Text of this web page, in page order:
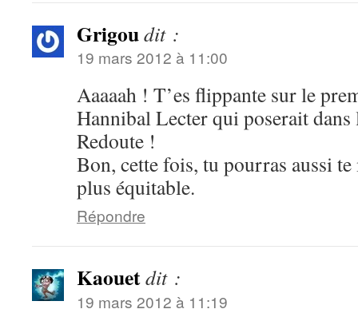
Grigoudit :
19 mars 2012 à 11:00
Aaaaah ! T’es flippante sur le
Hannibal Lecter qui poserait dans
Redoute !
Bon, cette fois, tu pourras aussi
plus équitable.
Répondre
Kaouetdit :
19 mars 2012 à 11:19